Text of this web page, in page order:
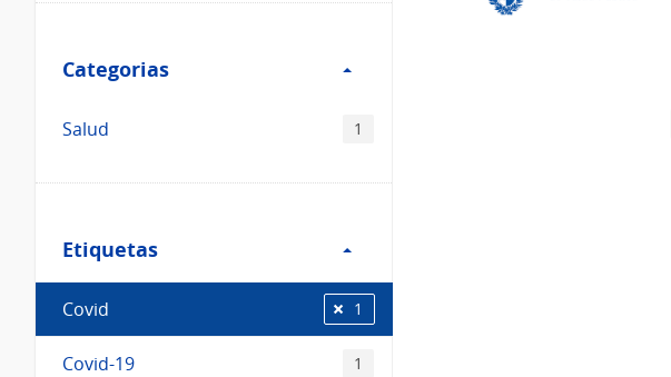
Categorias
Categorias
Salud 1
Etiquetas
Etiquetas
Covid 1
Covid-19 1